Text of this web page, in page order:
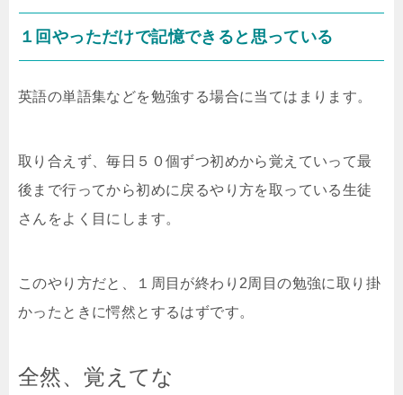
１回やっただけで記憶できると思っている
英語の単語集などを勉強する場合に当てはまります。
取り合えず、毎日５０個ずつ初めから覚えていって最
後まで行ってから初めに戻るやり方を取っている生徒
さんをよく目にします。
このやり方だと、１周目が終わり2周目の勉強に取り掛
かったときに愕然とするはずです。
全然、覚えてな